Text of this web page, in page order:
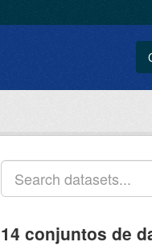
14 conjuntos de